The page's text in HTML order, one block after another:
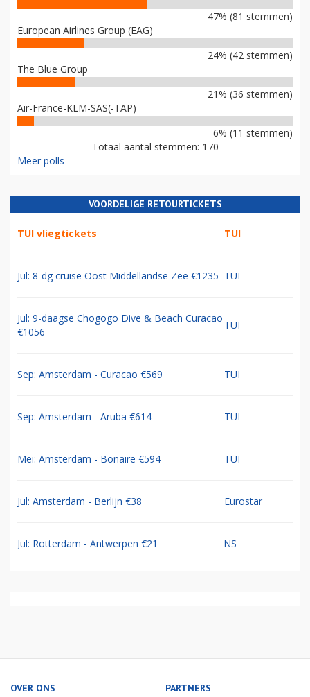
47% (81 stemmen)
European Airlines Group (EAG)
24% (42 stemmen)
The Blue Group
21% (36 stemmen)
Air-France-KLM-SAS(-TAP)
6% (11 stemmen)
Totaal aantal stemmen: 170
Meer polls
VOORDELIGE RETOURTICKETS
TUI vliegtickets TUI
Jul: 8-dg cruise Oost Middellandse Zee €1235 TUI
Jul: 9-daagse Chogogo Dive & Beach Curacao
€1056
TUI
Sep: Amsterdam - Curacao €569 TUI
Sep: Amsterdam - Aruba €614 TUI
Mei: Amsterdam - Bonaire €594 TUI
Jul: Amsterdam - Berlijn €38 Eurostar
Jul: Rotterdam - Antwerpen €21 NS
OVER ONS PARTNERS